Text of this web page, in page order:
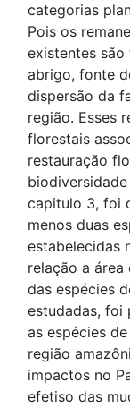
categorias
Pois os
existentes são
abrigo, fonte
dispersão da
região. Esses
florestais
restauração
capitulo 3, foi
menos duas
estabelecidas
relação a
das espécies
estudadas, foi
as espécies
região
impactos no
efetiso das